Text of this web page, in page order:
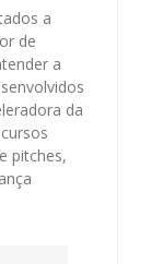
a
de
a
da
pitches,